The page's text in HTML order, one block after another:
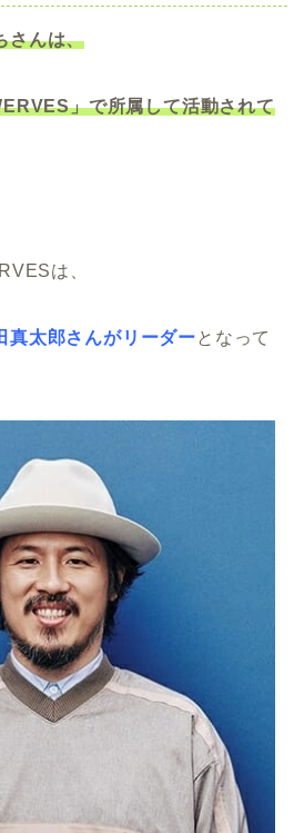
さんは、
」で所属して活動されて
は、
真太郎さんがリーダーとなって